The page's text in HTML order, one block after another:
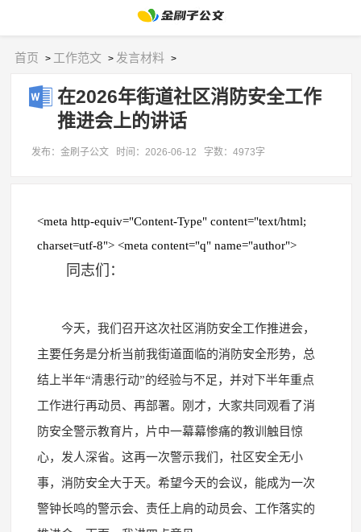
首页 > 工作范文 > 发言材料 >
在2026年街道社区消防安全工作
推进会上的讲话
发布：金刷子公文 时间：2026-06-12 字数：4973字
<meta http-equiv="Content-Type" content="text/html;
charset=utf-8"> <meta content="q" name="author">
同志们：
今天，我们召开这次社区消防安全工作推进会，
主要任务是分析当前我街道面临的消防安全形势，总
结上半年“清患行动”的经验与不足，并对下半年重点
工作进行再动员、再部署。刚才，大家共同观看了消
防安全警示教育片，片中一幕幕惨痛的教训触目惊
心，发人深省。这再一次警示我们，社区安全无小
事，消防安全大于天。希望今天的会议，能成为一次
警钟长鸣的警示会、责任上肩的动员会、工作落实的